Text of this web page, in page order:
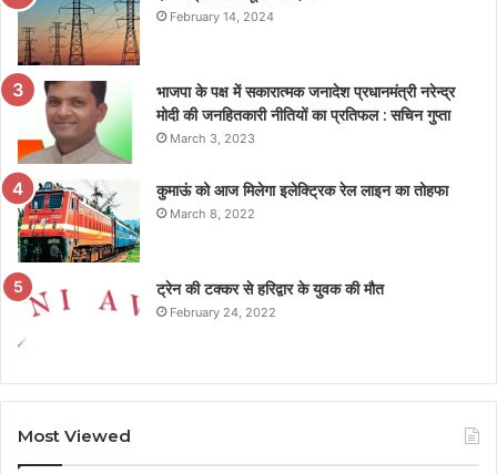
February 14, 2024
भाजपा के पक्ष में सकारात्मक जनादेश प्रधानमंत्री नरेन्द्र
मोदी की जनहितकारी नीतियों का प्रतिफल : सचिन गुप्ता
March 3, 2023
कुमाऊं को आज मिलेगा इलेक्ट्रिक रेल लाइन का तोहफा
March 8, 2022
ट्रेन की टक्कर से हरिद्वार के युवक की मौत
February 24, 2022
Most Viewed